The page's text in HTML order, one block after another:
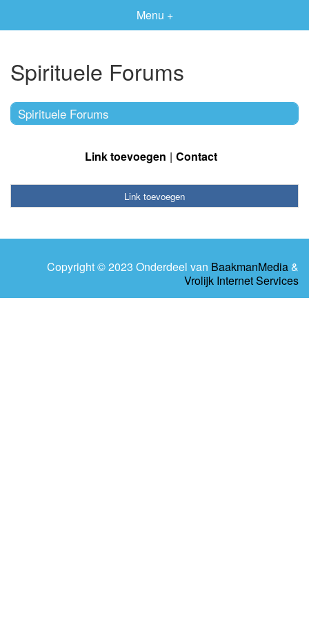
Menu +
Spirituele Forums
Spirituele Forums
Link toevoegen Contact
Link toevoegen
Copyright © 2023 Onderdeel van BaakmanMedia &
Vrolijk Internet Services